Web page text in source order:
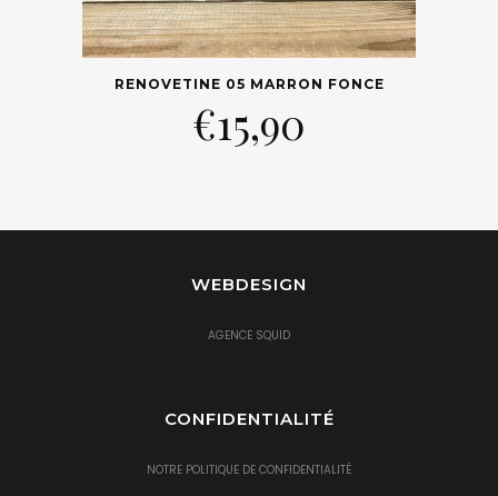
RENOVETINE 05 MARRON FONCE
€15,90
WEBDESIGN
AGENCE SQUID
CONFIDENTIALITÉ
NOTRE POLITIQUE DE CONFIDENTIALITÉ